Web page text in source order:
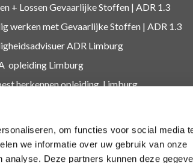
om functies voor social media
we informatie over uw gebruik van onze
Deze partners kunnen deze
+ Lossen Gevaarlijke Stoffen | ADR 1.3
werken met Gevaarlijke Stoffen | ADR 1.3
ADR Limburg
opleiding Limburg
herkennenopleiding Limburg
gevaarlijke afvalstoffen